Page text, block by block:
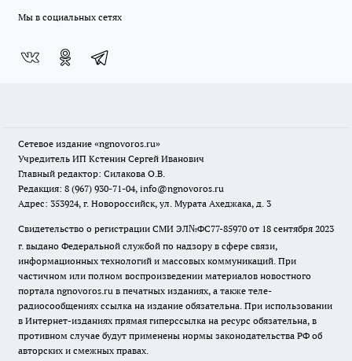
Мы в социальных сетях
Сетевое издание «ngnovoros.ru»
Учредитель ИП Кстенин Сергей Иванович
Главный редактор: Силакова О.В.
Редакция: 8 (967) 930-71-04, info@ngnovoros.ru
Адрес: 353924, г. Новороссийск, ул. Мурата Ахеджака, д. 3
Свидетельство о регистрации СМИ ЭЛ№ФС77-85970 от 18 сентября 2023
г. выдано Федеральной службой по надзору в сфере связи,
информационных технологий и массовых коммуникаций. При
частичном или полном воспроизведении материалов новостного
портала ngnovoros.ru в печатных изданиях, а также теле-
радиосообщениях ссылка на издание обязательна. При использовании
в Интернет-изданиях прямая гиперссылка на ресурс обязательна, в
противном случае будут применены нормы законодательства РФ об
авторских и смежных правах.